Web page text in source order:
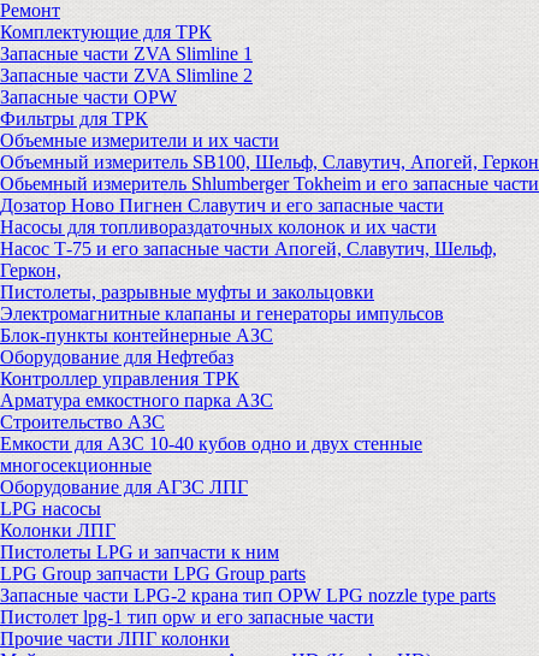
Ремонт
Комплектующие для ТРК
Запасные части ZVA Slimline 1
Запасные части ZVA Slimline 2
Запасные части OPW
Фильтры для ТРК
Объемные измерители и их части
Объемный измеритель SB100, Шельф, Славутич, Апогей, Геркон
Обьемный измеритель Shlumberger Tokheim и его запасные части
Дозатор Ново Пигнен Славутич и его запасные части
Насосы для топливораздаточных колонок и их части
Насос Т-75 и его запасные части Апогей, Славутич, Шельф,
Геркон,
Пистолеты, разрывные муфты и закольцовки
Электромагнитные клапаны и генераторы импульсов
Блок-пункты контейнерные АЗС
Оборудование для Нефтебаз
Контроллер управления ТРК
Арматура емкостного парка АЗС
Строительство АЗС
Емкости для АЗС 10-40 кубов одно и двух стенные
многосекционные
Оборудование для АГЗС ЛПГ
LPG насосы
Колонки ЛПГ
Пистолеты LPG и запчасти к ним
LPG Group запчасти LPG Group parts
Запасные части LPG-2 крана тип OPW LPG nozzle type parts
Пистолет lpg-1 тип opw и его запасные части
Прочие части ЛПГ колонки